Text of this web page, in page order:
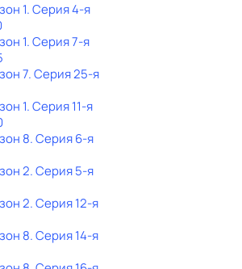
1. Серия 4-я
1. Серия 7-я
7. Серия 25-я
1. Серия 11-я
8. Серия 6-я
2. Серия 5-я
2. Серия 12-я
8. Серия 14-я